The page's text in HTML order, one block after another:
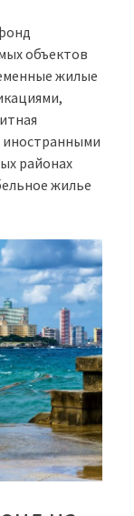
объектов
жилые
иностранными
районах
жилье